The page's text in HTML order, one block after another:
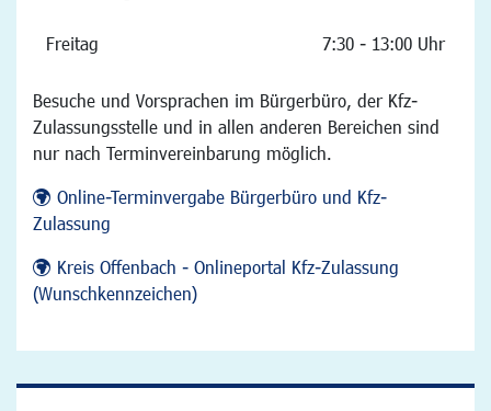
Freitag 7:30 - 13:00 Uhr
Besuche und Vorsprachen im Bürgerbüro, der Kfz-
Zulassungsstelle und in allen anderen Bereichen sind
nur nach Terminvereinbarung möglich.
Online-Terminvergabe Bürgerbüro und Kfz-
Zulassung
Kreis Offenbach - Onlineportal Kfz-Zulassung
(Wunschkennzeichen)